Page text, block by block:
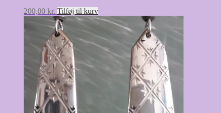
200,00 kr. Tilføj til kurv